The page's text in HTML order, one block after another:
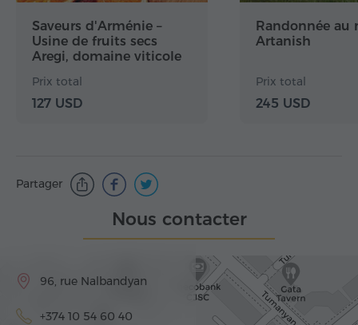
Saveurs d'Arménie –
Usine de fruits secs
Aregi, domaine viticole
Prix total
127 USD
Randonnée au
Artanish
Prix total
245 USD
Partager
Nous contacter
96, rue Nalbandyan
+374 10 54 60 40